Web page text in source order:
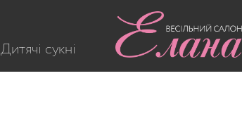
Дитячі сукні